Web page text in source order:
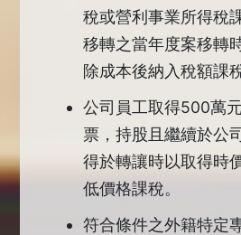
稅或營利事業所得稅
移轉之當年度案移轉
除成本後納入稅額課稅
公司員工取得500萬
票，持股且繼續於公
得於轉讓時以取得時
低價格課稅。
符合條件之外籍特定